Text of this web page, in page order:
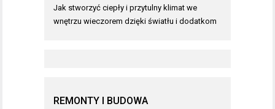
Jak stworzyć ciepły i przytulny klimat we
wnętrzu wieczorem dzięki światłu i dodatkom
REMONTY I BUDOWA